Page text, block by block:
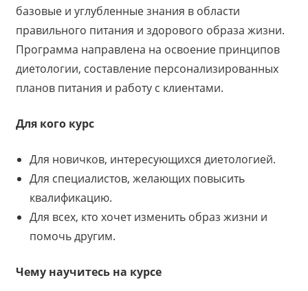
базовые и углубленные знания в области
правильного питания и здорового образа жизни.
Программа направлена на освоение принципов
диетологии, составление персонализированных
планов питания и работу с клиентами.
Для кого курс
Для новичков, интересующихся диетологией.
Для специалистов, желающих повысить
квалификацию.
Для всех, кто хочет изменить образ жизни и
помочь другим.
Чему научитесь на курсе